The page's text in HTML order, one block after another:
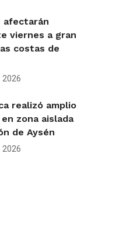
afectarán
viernes a gran
costas de
2026
realizó amplio
zona aislada
de Aysén
2026